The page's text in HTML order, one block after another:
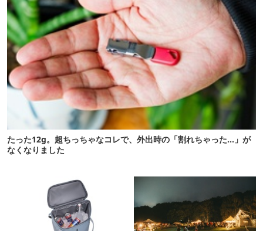
たった12g。超ちっちゃなコレで、外出時の「割れちゃった…」が
なくなりました